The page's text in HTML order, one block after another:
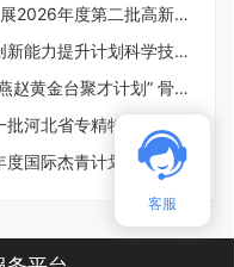
2026年度第二批高新技
通知
能力提升计划科学技术
的通知
赵黄金台聚才计划” 骨干
的通知
河北省专精特新中小企
国际杰青计划项目的通
客服